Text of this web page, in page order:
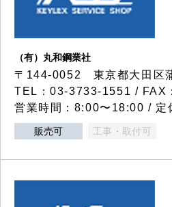
（有）丸和鋼業社
〒144-0052 東京都大田区
TEL：03-3733-1551 / FAX
営業時間：8:00〜18:00 / 定
販売可 工事・取付可